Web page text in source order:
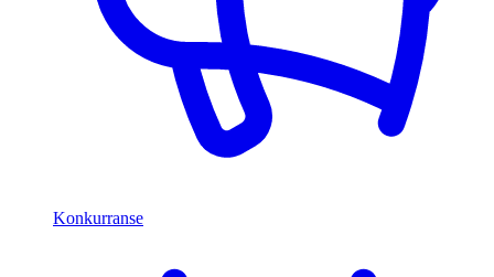
Konkurranse